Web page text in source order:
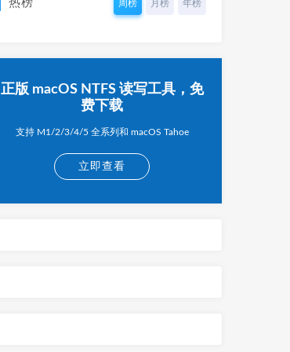
热榜 周榜 月榜 年榜
正版 macOS NTFS 读写工具，免
费下载
支持 M1/2/3/4/5 全系列和 macOS Tahoe
立即查看